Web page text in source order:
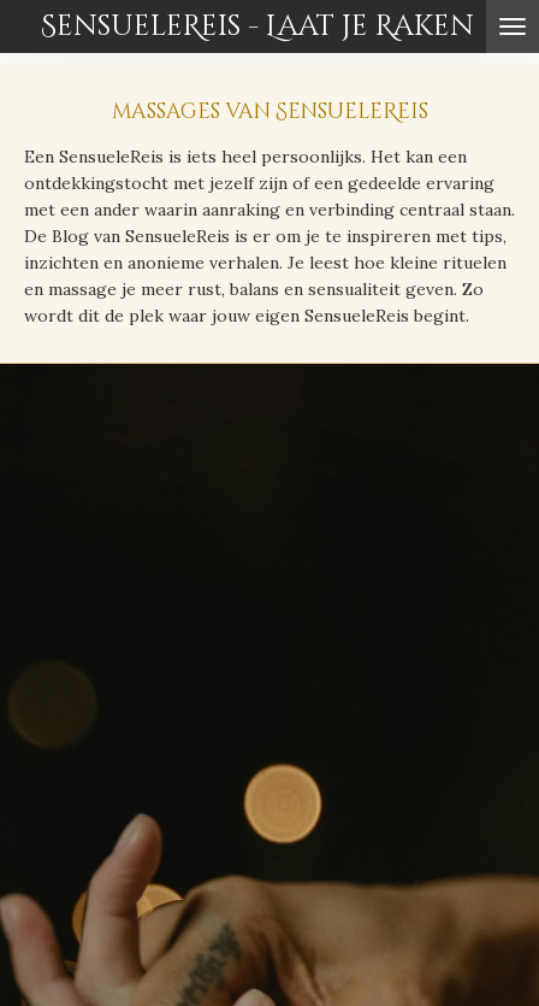
direct
SensueleReis - Laat je Raken
massages van SensueleReis
Een SensueleReis is iets heel persoonlijks. Het kan een
ontdekkingstocht met jezelf zijn of een gedeelde ervaring
met een ander waarin aanraking en verbinding centraal staan.
De Blog van SensueleReis is er om je te inspireren met tips,
inzichten en anonieme verhalen. Je leest hoe kleine rituelen
en massage je meer rust, balans en sensualiteit geven. Zo
wordt dit de plek waar jouw eigen SensueleReis begint.